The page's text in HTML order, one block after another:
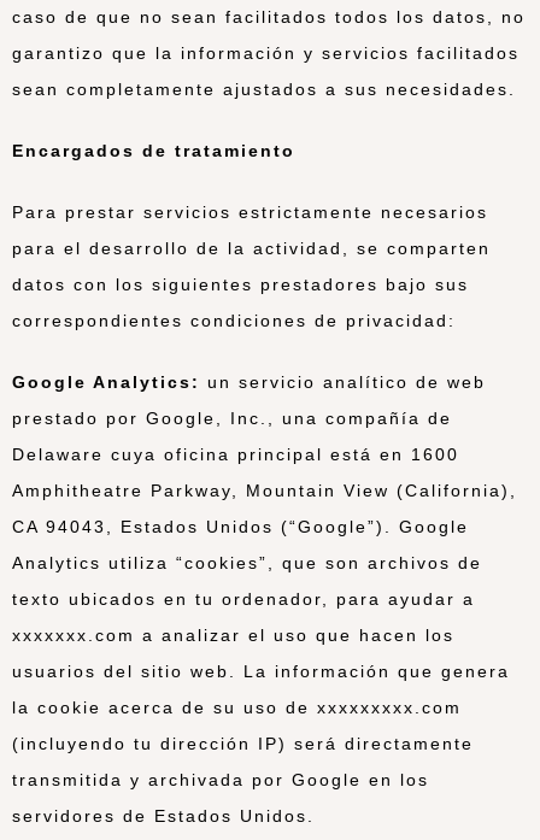
caso de que no sean facilitados todos los datos, no
garantizo que la información y servicios facilitados
sean completamente ajustados a sus necesidades.
Encargados de tratamiento
Para prestar servicios estrictamente necesarios
para el desarrollo de la actividad, se comparten
datos con los siguientes prestadores bajo sus
correspondientes condiciones de privacidad:
Google Analytics: un servicio analítico de web
prestado por Google, Inc., una compañía de
Delaware cuya oficina principal está en 1600
Amphitheatre Parkway, Mountain View (California),
CA 94043, Estados Unidos (“Google”). Google
Analytics utiliza “cookies”, que son archivos de
texto ubicados en tu ordenador, para ayudar a
xxxxxxx.com a analizar el uso que hacen los
usuarios del sitio web. La información que genera
la cookie acerca de su uso de xxxxxxxxx.com
(incluyendo tu dirección IP) será directamente
transmitida y archivada por Google en los
servidores de Estados Unidos.